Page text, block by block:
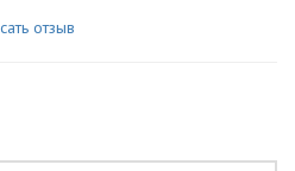
отзыв